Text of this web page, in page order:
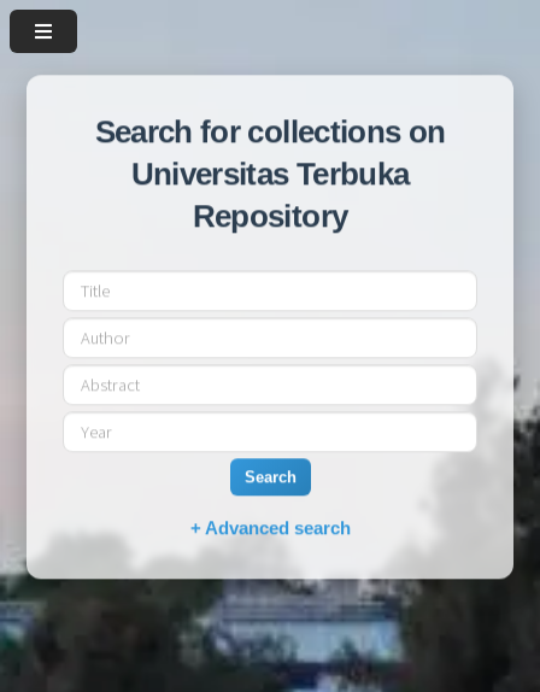
Search for collections on
Universitas Terbuka
Repository
Search
+ Advanced search